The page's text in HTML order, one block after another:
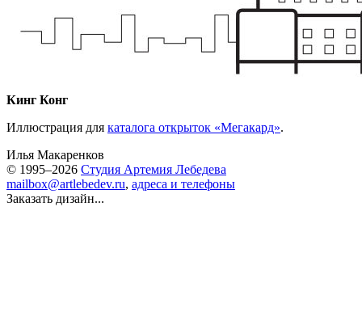
Кинг Конг
Иллюстрация для каталога открыток «Мегакард».
Илья Макаренков
© 1995–2026 Студия Артемия Лебедева
mailbox@artlebedev.ru, адреса и телефоны
Заказать дизайн...